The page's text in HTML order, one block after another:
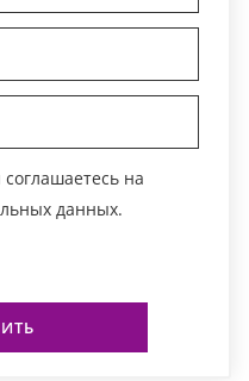
на
данных.